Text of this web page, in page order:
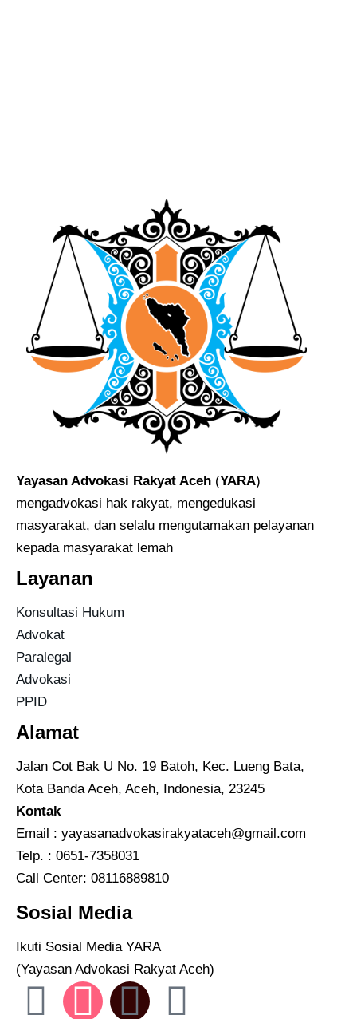
Yayasan Advokasi Rakyat Aceh (YARA)
mengadvokasi hak rakyat, mengedukasi
masyarakat, dan selalu mengutamakan pelayanan
kepada masyarakat lemah
Layanan
Konsultasi Hukum
Advokat
Paralegal
Advokasi
PPID
Alamat
Jalan Cot Bak U No. 19 Batoh, Kec. Lueng Bata,
Kota Banda Aceh, Aceh, Indonesia, 23245
Kontak
Email : yayasanadvokasirakyataceh@gmail.com
Telp. : 0651-7358031
Call Center: 08116889810
Sosial Media
Ikuti Sosial Media YARA
(Yayasan Advokasi Rakyat Aceh)